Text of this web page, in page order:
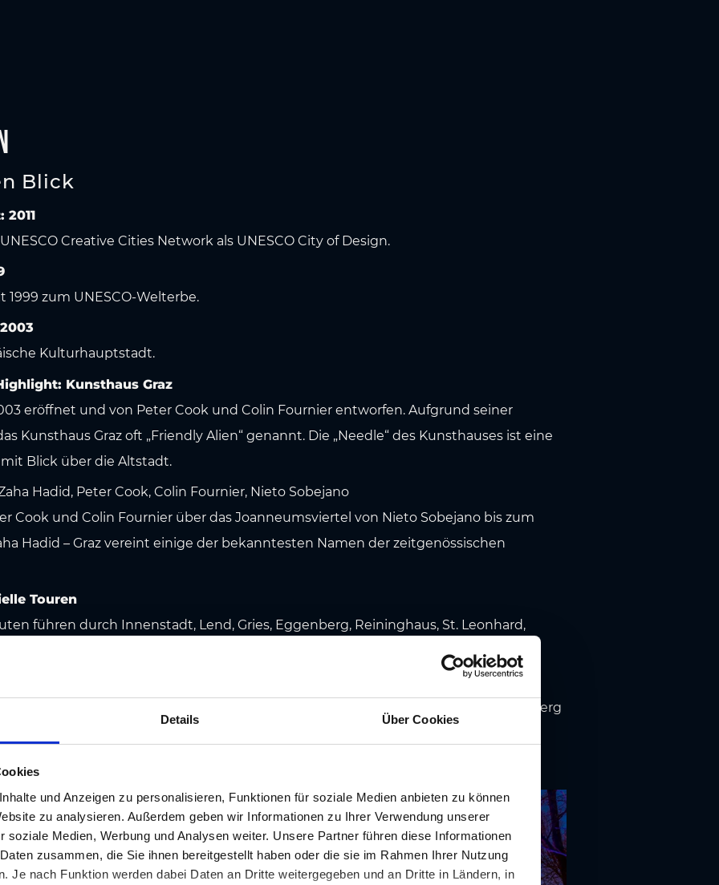
Details Über Cookies
und Anzeigen zu personalisieren, Funktionen für soziale Medien anbieten zu können
zu analysieren. Außerdem geben wir Informationen zu Ihrer Verwendung unserer
soziale Medien, Werbung und Analysen weiter. Unsere Partner führen diese Informationen
zusammen, die Sie ihnen bereitgestellt haben oder die sie im Rahmen Ihrer Nutzung
Je nach Funktion werden dabei Daten an Dritte weitergegeben und an Dritte in Ländern, in
Blick
2011
Creative Cities Network als UNESCO City of Design.
zum UNESCO-Welterbe.
Kulturhauptstadt.
Kunsthaus Graz
eröffnet und von Peter Cook und Colin Fournier entworfen. Aufgrund seiner
Kunsthaus Graz oft „Friendly Alien“ genannt. Die „Needle“ des Kunsthauses ist eine
Blick über die Altstadt.
Hadid, Peter Cook, Colin Fournier, Nieto Sobejano
Cook und Colin Fournier über das Joanneumsviertel von Nieto Sobejano bis zum
Hadid – Graz vereint einige der bekanntesten Namen der zeitgenössischen
Touren
führen durch Innenstadt, Lend, Gries, Eggenberg, Reininghaus, St. Leonhard,
ganzjährig
die Altstadt, Sommerabend an der Murinsel oder winterlicher Blick vom Schlossberg
spannende Einblicke in Architektur, Design und Stadtentwicklung.